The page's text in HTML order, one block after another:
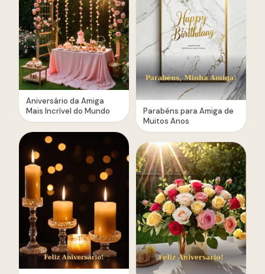
Aniversário da Amiga
Mais Incrível do Mundo
Parabéns para Amiga de
Muitos Anos